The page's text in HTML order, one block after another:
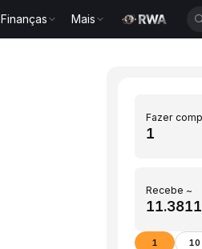
Finanças Mais
Fazer
Recebe ~
1 10